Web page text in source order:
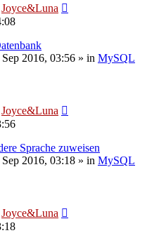
Joyce&Luna
2016, 03:56 » in MySQL
Joyce&Luna
Sprache zuweisen
2016, 03:18 » in MySQL
Joyce&Luna